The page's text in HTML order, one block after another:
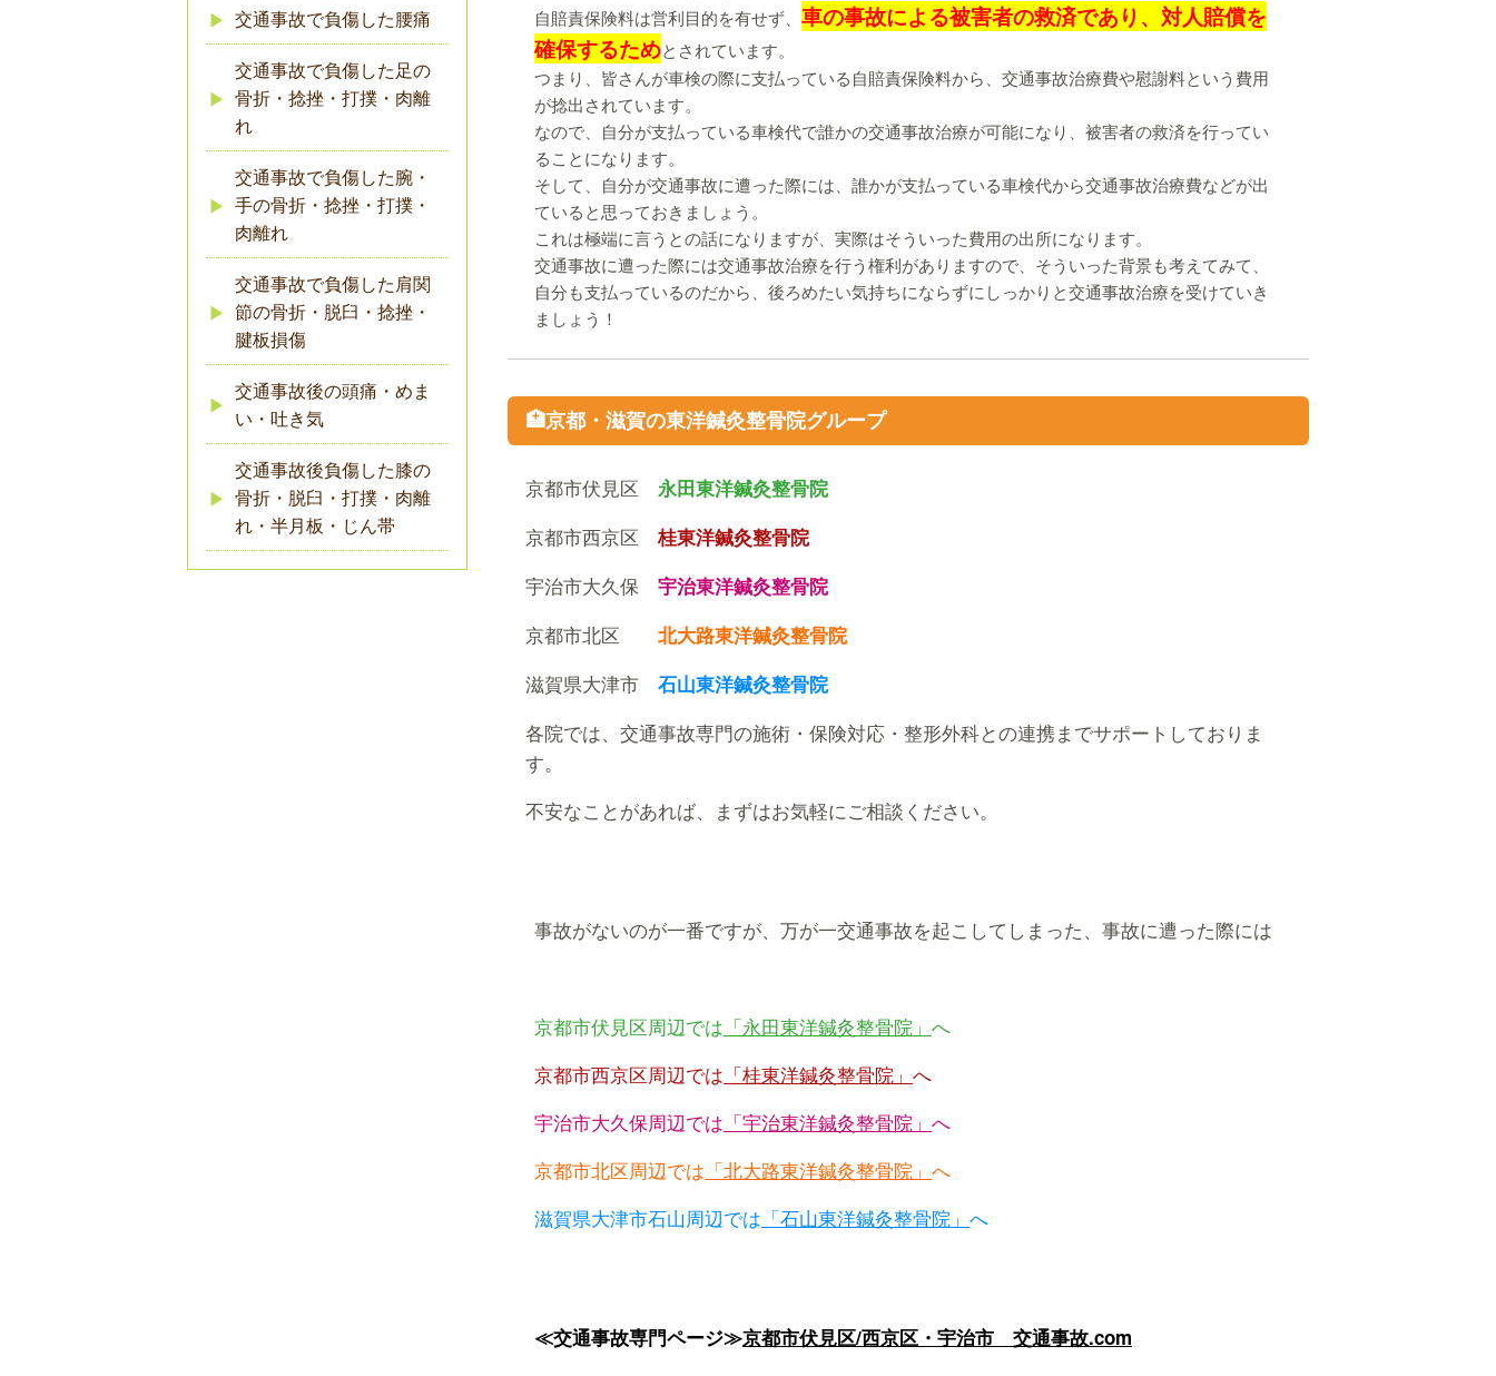
自賠責保険料は営利目的を有せず、 車の事故による被害者の救済であり、対人賠償を
確保するためとされています。
つまり、皆さんが車検の際に支払っている自賠責保険料から、交通事故治療費や慰謝料という費用
が捻出されています。
なので、自分が支払っている車検代で誰かの交通事故治療が可能になり、被害者の救済を行ってい
ることになります。
そして、自分が交通事故に遭った際には、誰かが支払っている車検代から交通事故治療費などが出
ていると思っておきましょう。
これは極端に言うとの話になりますが、実際はそういった費用の出所になります。
交通事故に遭った際には交通事故治療を行う権利がありますので、そういった背景も考えてみて、
自分も支払っているのだから、後ろめたい気持ちにならずにしっかりと交通事故治療を受けていき
ましょう！
🏥京都・滋賀の東洋鍼灸整骨院グループ
京都市伏見区 永田東洋鍼灸整骨院
京都市西京区 桂東洋鍼灸整骨院
宇治市大久保 宇治東洋鍼灸整骨院
京都市北区 北大路東洋鍼灸整骨院
滋賀県大津市 石山東洋鍼灸整骨院
各院では、交通事故専門の施術・保険対応・整形外科との連携までサポートしておりま
す。
不安なことがあれば、まずはお気軽にご相談ください。
事故がないのが一番ですが、万が一交通事故を起こしてしまった、事故に遭った際には
京都市伏見区周辺では 「永田東洋鍼灸整骨院」 へ
京都市西京区周辺では 「桂東洋鍼灸整骨院」 へ
宇治市大久保周辺では 「宇治東洋鍼灸整骨院」 へ
京都市北区周辺では 「北大路東洋鍼灸整骨院」 へ
滋賀県大津市石山周辺では 「石山東洋鍼灸整骨院」 へ
≪交通事故専門ページ≫京都市伏見区/西京区・宇治市 交通事故.com
交通事故で負傷した腰痛
交通事故で負傷した足の
骨折・捻挫・打撲・肉離
れ
交通事故で負傷した腕・
手の骨折・捻挫・打撲・
肉離れ
交通事故で負傷した肩関
節の骨折・脱臼・捻挫・
腱板損傷
交通事故後の頭痛・めま
い・吐き気
交通事故後負傷した膝の
骨折・脱臼・打撲・肉離
れ・半月板・じん帯